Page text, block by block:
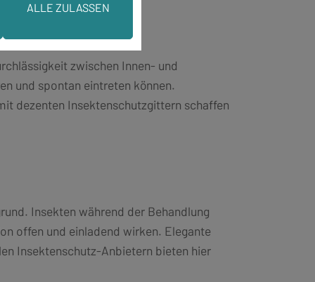
zwischen Innen- und
und spontan eintreten können.
dezenten Insektenschutzgittern schaffen
Insekten während der Behandlung
offen und einladend wirken. Elegante
Insektenschutz-Anbietern bieten hier
ALLE ZULASSEN